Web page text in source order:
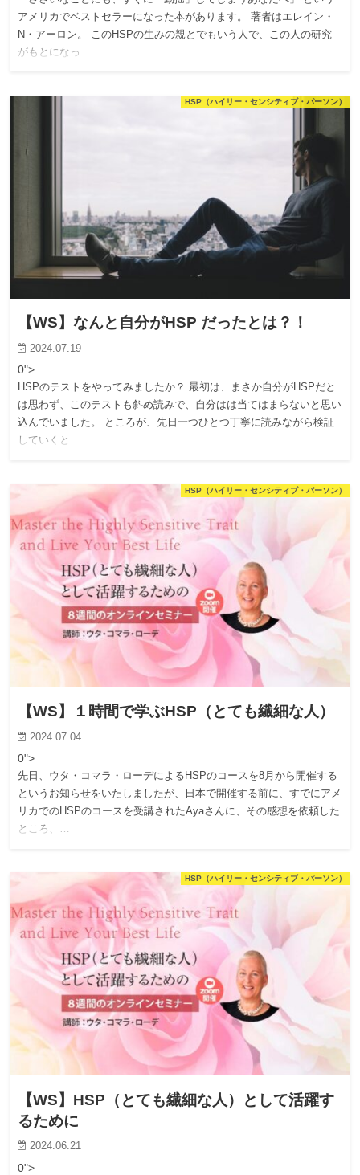
アメリカでベストセラーになった本があります。 著者はエレイン・
N・アーロン。 このHSPの生みの親とでもいう人で、この人の研究
がもとになっ…
HSP（ハイリー・センシティブ・パーソン）
【WS】なんと自分がHSP だったとは？！
2024.07.19
0">
HSPのテストをやってみましたか？ 最初は、まさか自分がHSPだと
は思わず、このテストも斜め読みで、自分はは当てはまらないと思い
込んでいました。 ところが、先日一つひとつ丁寧に読みながら検証
していくと…
HSP（ハイリー・センシティブ・パーソン）
【WS】１時間で学ぶHSP（とても繊細な人）
2024.07.04
0">
先日、ウタ・コマラ・ローデによるHSPのコースを8月から開催する
というお知らせをいたしましたが、日本で開催する前に、すでにアメ
リカでのHSPのコースを受講されたAyaさんに、その感想を依頼した
ところ、…
HSP（ハイリー・センシティブ・パーソン）
【WS】HSP（とても繊細な人）として活躍す
るために
2024.06.21
0">